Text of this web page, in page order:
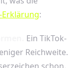
:
Ein TikTok-
Reichweite.